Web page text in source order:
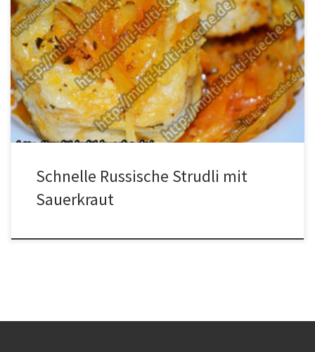
Zutaten für Schnelle Russische Strudli mit Sauerkraut 500g
Sauerkraut (gibt es im Russischem Laden)2 Pack.
Sonntagsbrötchenetwas TomatenketchupPetersilieca. 800ml
WasserÖl Zubereitung Etwas Öl in die Pfanne geben und das
Sauerkraut darin ca.20 Minuten garen. Nun das Wasser hinein
geben, das Wasser darf den Kohl aber nicht bedecken. Da sonst
der Teig […]
Schnelle Russische Strudli mit
Sauerkraut